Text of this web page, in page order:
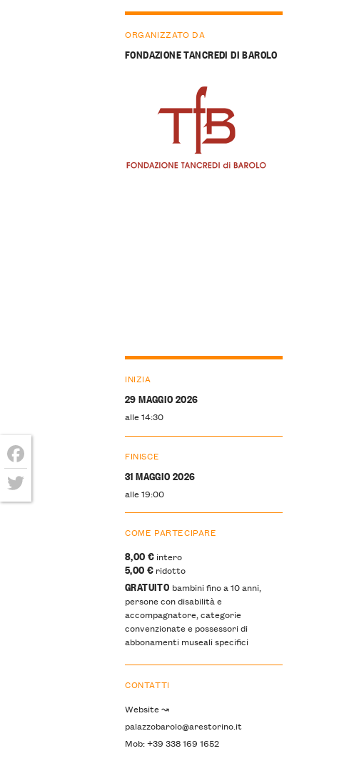
ORGANIZZATO DA
FONDAZIONE TANCREDI DI BAROLO
INIZIA
29 MAGGIO 2026
alle 14:30
FINISCE
31 MAGGIO 2026
alle 19:00
COME PARTECIPARE
8,00 € intero
5,00 € ridotto
GRATUITO bambini fino a 10 anni,
persone con disabilità e
accompagnatore, categorie
convenzionate e possessori di
abbonamenti museali specifici
CONTATTI
Website ↝
palazzobarolo@arestorino.it
Mob: +39 338 169 1652
Facebook
Twitter